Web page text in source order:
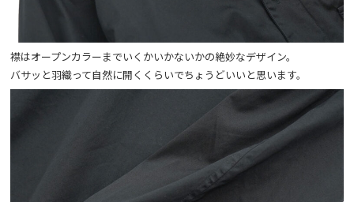
襟はオープンカラーまでいくかいかないかの絶妙なデザイン。
バサッと羽織って自然に開くくらいでちょうどいいと思います。